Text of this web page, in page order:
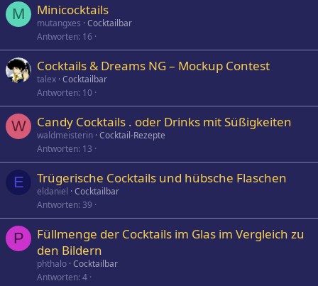
M Minicocktails
mutangxes Cocktailbar
Antworten 16
Cocktails & Dreams NG – Mockup Contest
talex Cocktailbar
Antworten 10
W Candy Cocktails . oder Drinks mit Süßigkeiten
waldmeisterin Cocktail-Rezepte
Antworten 13
E Trügerische Cocktails und hübsche Flaschen
eldaniel Cocktailbar
Antworten 39
P
Füllmenge der Cocktails im Glas im Vergleich zu
den Bildern
phthalo Cocktailbar
Antworten 4